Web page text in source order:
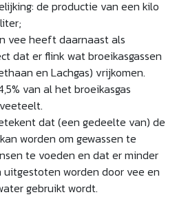
de productie van een kilo
vee heeft daar­naast als
dat er flink wat broeikasgassen
en Lachgas) vrijkomen.
van al het broeikasgas
dat (een gedeelte van) de
worden om gewassen te
te voeden en dat er minder
uitgestoten worden door vee en
gebruikt wordt.